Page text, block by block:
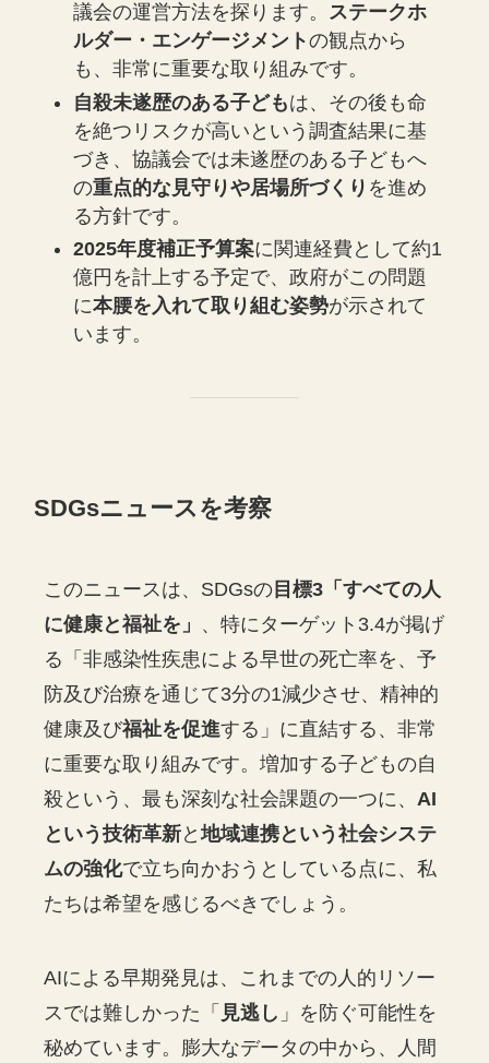
議会の運営方法を探ります。 ステークホ
ルダー・エンゲージメントの観点から
も、非常に重要な取り組みです。
自殺未遂歴のある子どもは、その後も命
を絶つリスクが高いという調査結果に基
づき、協議会では未遂歴のある子どもへ
の重点的な見守りや居場所づくり を進め
る方針です。
2025年度補正予算案に関連経費として約1
億円を計上する予定で、政府がこの問題
に本腰を入れて取り組む姿勢が示されて
います。
SDGsニュースを考察
このニュースは、SDGsの 目標3「すべての人
に健康と福祉を」 、特にターゲット3.4が掲げ
る「非感染性疾患による早世の死亡率を、予
防及び治療を通じて3分の1減少させ、精神的
健康及び福祉を促進する」に直結する、非常
に重要な取り組みです。増加する子どもの自
殺という、最も深刻な社会課題の一つに、AI
という技術革新と地域連携という社会システ
ムの強化で立ち向かおうとしている点に、私
たちは希望を感じるべきでしょう。
AIによる早期発見は、これまでの人的リソー
スでは難しかった「 見逃し 」を防ぐ可能性を
秘めています。膨大なデータの中から、人間